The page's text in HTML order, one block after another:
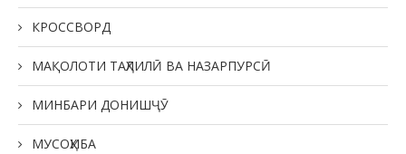
КРОССВОРД
МАҚОЛОТИ ТАҲЛИЛӢ ВА НАЗАРПУРСӢ
МИНБАРИ ДОНИШҶӮ
МУСОҲИБА